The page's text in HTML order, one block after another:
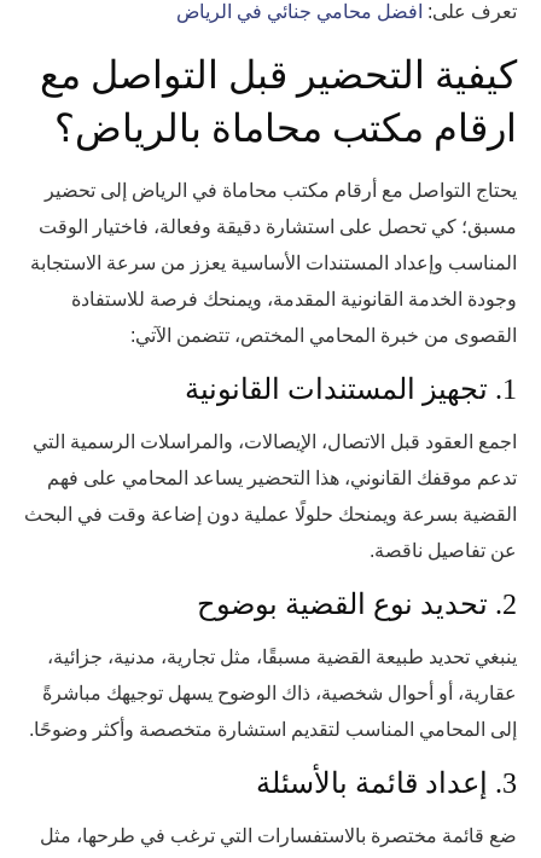
تعرف على: افضل محامي جنائي في الرياض
كيفية التحضير قبل التواصل مع
ارقام مكتب محاماة بالرياض؟
يحتاج التواصل مع أرقام مكتب محاماة في الرياض إلى تحضير
مسبق؛ كي تحصل على استشارة دقيقة وفعالة، فاختيار الوقت
المناسب وإعداد المستندات الأساسية يعزز من سرعة الاستجابة
وجودة الخدمة القانونية المقدمة، ويمنحك فرصة للاستفادة
القصوى من خبرة المحامي المختص، تتضمن الآتي:
1. تجهيز المستندات القانونية
اجمع العقود قبل الاتصال، الإيصالات، والمراسلات الرسمية التي
تدعم موقفك القانوني، هذا التحضير يساعد المحامي على فهم
القضية بسرعة ويمنحك حلولًا عملية دون إضاعة وقت في البحث
عن تفاصيل ناقصة.
2. تحديد نوع القضية بوضوح
ينبغي تحديد طبيعة القضية مسبقًا، مثل تجارية، مدنية، جزائية،
عقارية، أو أحوال شخصية، ذاك الوضوح يسهل توجيهك مباشرةً
إلى المحامي المناسب لتقديم استشارة متخصصة وأكثر وضوحًا.
3. إعداد قائمة بالأسئلة
ضع قائمة مختصرة بالاستفسارات التي ترغب في طرحها، مثل